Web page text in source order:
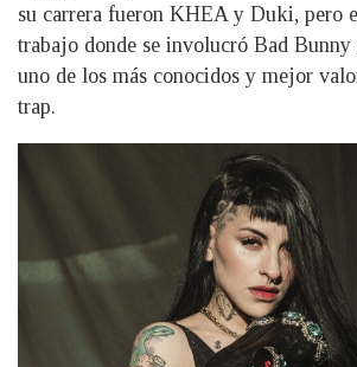
su carrera fueron KHEA y Duki, pero
trabajo donde se involucró Bad
uno de los más conocidos y mejor
trap.